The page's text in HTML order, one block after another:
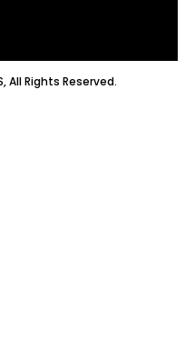
All Rights Reserved.